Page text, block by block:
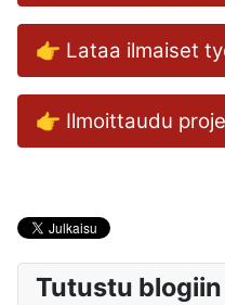
👉 Lataa ilmaiset
👉 Ilmoittaudu
Tutustu blogiin